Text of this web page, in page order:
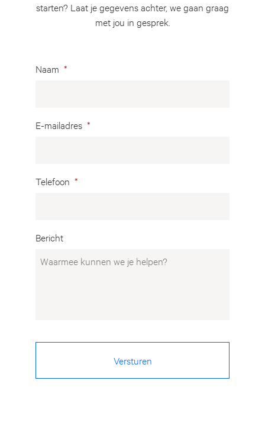
starten? Laat je gegevens achter, we gaan graag
met jou in gesprek.
Naam *
E-mailadres *
Telefoon *
Bericht